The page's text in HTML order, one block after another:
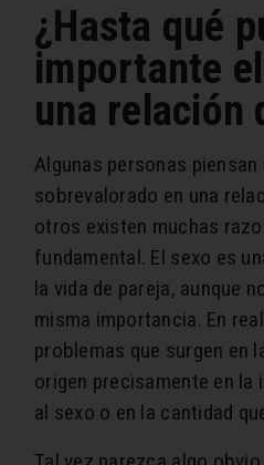
¿Hasta qué
importante
una relación
Algunas personas
sobrevalorado en una
otros existen muchas
fundamental. El sexo es
la vida de pareja, aunque
misma importancia. En
problemas que surgen en
origen precisamente en la
al sexo o en la cantidad